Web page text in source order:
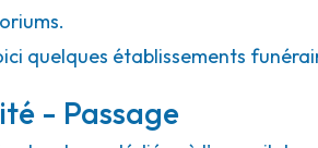
quelques établissements
- Passage